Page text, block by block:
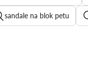
sandale na blok petu